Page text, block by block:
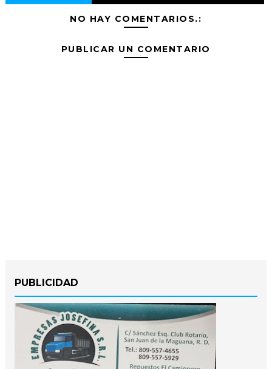
NO HAY COMENTARIOS.:
PUBLICAR UN COMENTARIO
PUBLICIDAD